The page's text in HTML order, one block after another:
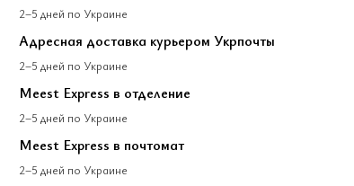
2–5 дней по Украине
Адресная доставка курьером Укрпочты
2–5 дней по Украине
Meest Express в отделение
2–5 дней по Украине
Meest Express в почтомат
2–5 дней по Украине